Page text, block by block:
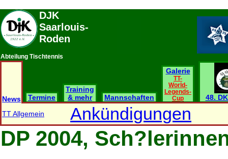
DJK
Saarlouis-
Roden
Abteilung Tischtennis
News Termine
Training
& mehr
Mannschaften
Galerie
TT-
World-
Legends-
Cup
48.
TT Allgemein
Ankündigungen
DP 2004,